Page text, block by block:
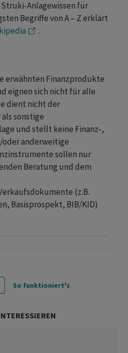
Struki-Anlagewissen für
Begriffe von A – Z erklärt
.
erwähnten Finanzprodukte
eignen sich nicht für alle
dient nicht der
sonstige
und stellt keine Finanz-,
anderweitige
sollen nur
Beratung und dem
(z.B.
Basisprospekt, BIB/KID)
So funktioniert's